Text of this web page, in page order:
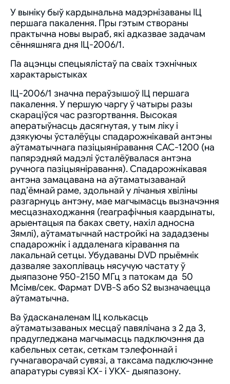
У выніку быў кардынальна мадэрнізаваны ІЦ
першага пакалення. Пры гэтым створаны
практычна новы выраб, які адказвае задачам
сённяшняга дня ІЦ-2006/1.
Па ацэнцы спецыялістаў па сваіх тэхнічных
характарыстыках
ІЦ-2006/1 значна пераўзышоў ІЦ першага
пакалення. У першую чаргу ў чатыры разы
скараціўся час разгортвання. Высокая
аператыўнасць дасягнутая, у тым ліку і
дзякуючы ўсталёўцы спадарожнікавай антэны
аўтаматычнага пазіцыяніравання САС-1200 (на
папярэдняй мадэлі ўсталёўвалася антэна
ручнога пазіцыяніравання). Спадарожнікавая
антэна замацавана на аўтаматызаванай
пад’ёмнай раме, здольнай у лічаныя хвіліны
разгарнуць антэну, мае магчымасць вызначэння
месцазнаходжання (геаграфічныя каардынаты,
арыентацыя па баках свету, нахіл адносна
Зямлі), аўтаматычнай настройкі на зададзены
спадарожнік і аддаленага кіравання па
лакальнай сетцы. Убудаваны DVD прыёмнік
дазваляе захопліваць нясучую частату ў
дыяпазоне 950-2150 МГц з патокам да 50
Мсімв/сек. Фармат DVB-S або S2 вызначаецца
аўтаматычна.
Ва ўдасканаленам ІЦ колькасць
аўтаматызаваных месцаў павялічана з 2 да 3,
прадугледжана магчымасць падключэння да
кабельных сетак, сеткам тэлефоннай і
гучнагаворачай сувязі, а таксама падключэнне
апаратуры сувязі КХ- і УКХ- дыяпазону.